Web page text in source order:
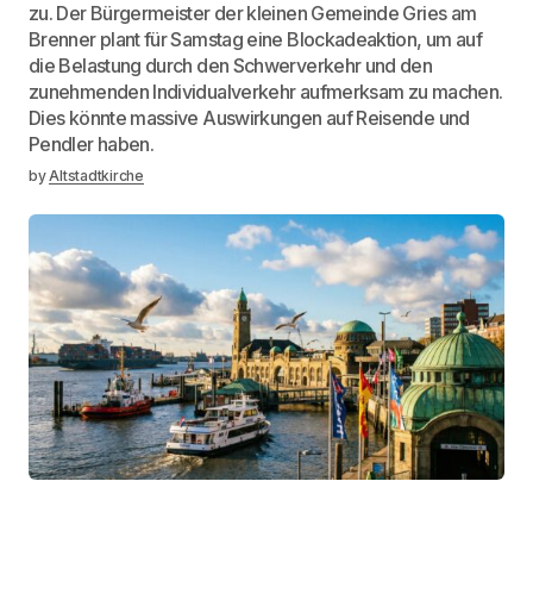
zu. Der Bürgermeister der kleinen Gemeinde Gries am
Brenner plant für Samstag eine Blockadeaktion, um auf
die Belastung durch den Schwerverkehr und den
zunehmenden Individualverkehr aufmerksam zu machen.
Dies könnte massive Auswirkungen auf Reisende und
Pendler haben.
byAltstadtkirche